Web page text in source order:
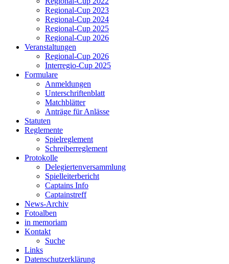
Regional-Cup 2023
Regional-Cup 2024
Regional-Cup 2025
Regional-Cup 2026
Veranstaltungen
Regional-Cup 2026
Interregio-Cup 2025
Formulare
Anmeldungen
Unterschriftenblatt
Matchblätter
Anträge für Anlässe
Statuten
Reglemente
Spielreglement
Schreiberreglement
Protokolle
Delegiertenversammlung
Spielleiterbericht
Captains Info
Captainstreff
News-Archiv
Fotoalben
in memoriam
Kontakt
Suche
Links
Datenschutzerklärung